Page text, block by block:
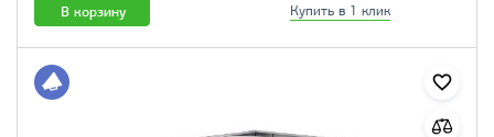
В корзину Купить в 1 клик